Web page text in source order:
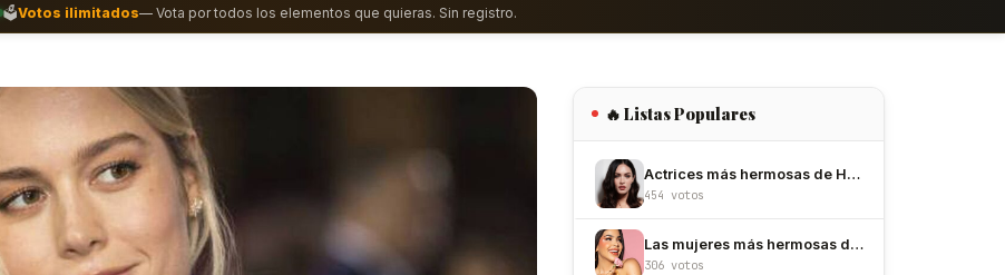
🗳️Votos ilimitados— Vota por todos los elementos que quieras. Sin registro.
🔥 Listas Populares
Actrices más hermosas de Hollywood
454 votos
Las mujeres más hermosas de México
306 votos